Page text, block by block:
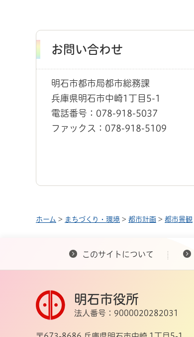
お問い合わせ
明石市都市局都市総務課
兵庫県明石市中崎1丁目5-1
電話番号：078-918-5037
ファックス：078-918-5109
ホーム > まちづくり・環境 > 都市計画 > 都市景観
このサイトについて
明石市役所
法人番号：9000020282031